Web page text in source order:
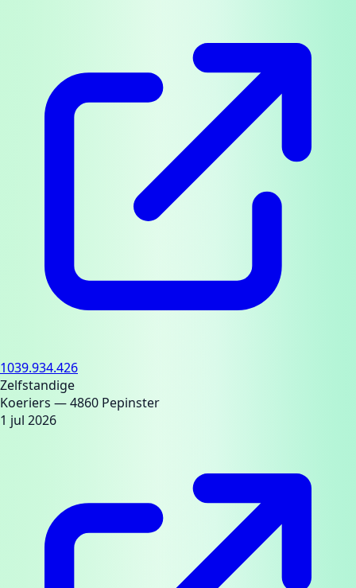
1039.934.426
Zelfstandige
Koeriers — 4860 Pepinster
1 jul 2026